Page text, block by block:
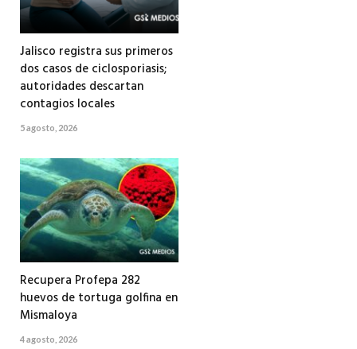
Jalisco registra sus primeros
dos casos de ciclosporiasis;
autoridades descartan
contagios locales
5 agosto, 2026
Recupera Profepa 282
huevos de tortuga golfina en
Mismaloya
4 agosto, 2026